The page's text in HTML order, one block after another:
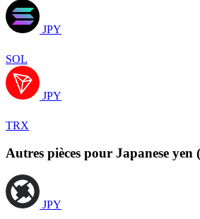
JPY
SOL
JPY
TRX
Autres pièces pour Japanese yen
JPY